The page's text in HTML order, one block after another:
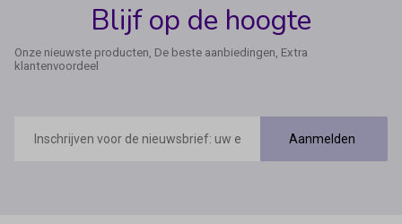
Blijf op de hoogte
Onze nieuwste producten, De beste aanbiedingen, Extra
klantenvoordeel
mailadres
Aanmelden